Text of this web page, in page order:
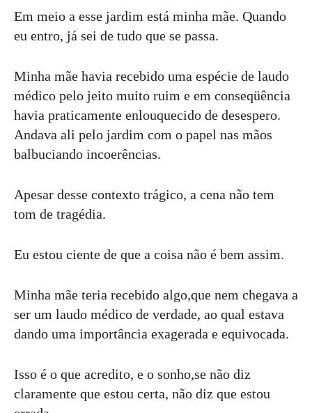
Em meio a esse jardim está minha mãe. Quando
eu entro, já sei de tudo que se passa.
Minha mãe havia recebido uma espécie de laudo
médico pelo jeito muito ruim e em conseqüência
havia praticamente enlouquecido de desespero.
Andava ali pelo jardim com o papel nas mãos
balbuciando incoerências.
Apesar desse contexto trágico, a cena não tem
tom de tragédia.
Eu estou ciente de que a coisa não é bem assim.
Minha mãe teria recebido algo,que nem chegava a
ser um laudo médico de verdade, ao qual estava
dando uma importância exagerada e equivocada.
Isso é o que acredito, e o sonho,se não diz
claramente que estou certa, não diz que estou